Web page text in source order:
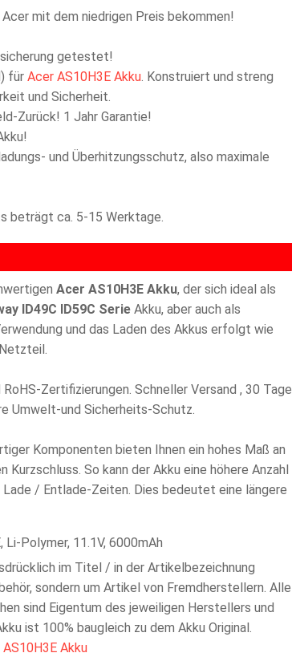
mit dem niedrigen Preis bekommen!
getestet!
für Acer AS10H3E Akku. Konstruiert und streng
und Sicherheit.
Zurück! 1 Jahr Garantie!
und Überhitzungsschutz, also maximale
beträgt ca. 5-15 Werktage.
Acer AS10H3E Akku, der sich ideal als
ID49C ID59C Serie Akku, aber auch als
und das Laden des Akkus erfolgt wie
Zertifizierungen. Schneller Versand , 30 Tage
Umwelt-und Sicherheits-Schutz.
Komponenten bieten Ihnen ein hohes Maß an
So kann der Akku eine höhere Anzahl
/ Entlade-Zeiten. Dies bedeutet eine längere
Polymer, 11.1V, 6000mAh
im Titel / in der Artikelbezeichnung
sondern um Artikel von Fremdherstellern. Alle
sind Eigentum des jeweiligen Herstellers und
ist 100% baugleich zu dem Akku Original.
Akku